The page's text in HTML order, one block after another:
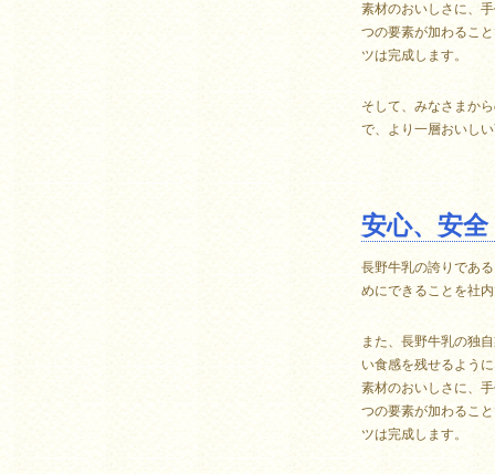
素材のおいしさに、
つの要素が加わるこ
ツは完成します。
そして、みなさまか
で、より一層おいし
安心、安全
長野牛乳の誇りであ
めにできることを社
また、長野牛乳の独
い食感を残せるよう
素材のおいしさに、
つの要素が加わるこ
ツは完成します。